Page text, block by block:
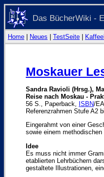
Das BücherWiki -
Home Neues TestSeite
Moskauer
Sandra Ravioli (Hrsg.),
Reise nach Moskau -
56 S., Paperback, ISBN/
Referenzrahmen Stufe A2
Eingerahmt von einer
sowie einem
Idee
Es muss nicht immer
etablierten Lehrbüchern
gestaltete Illustrationen,